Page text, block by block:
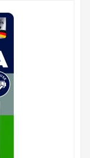
из категории
LR6, HR9V,
на нашем
это минимум